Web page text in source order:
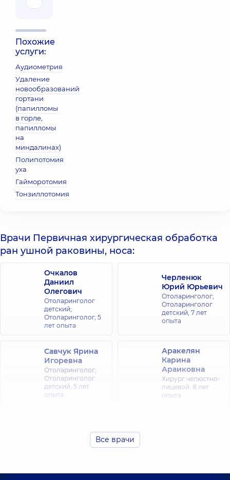
Похожие
услуги:
Аудиометрия
Удаление
новообразований
гортани
(папилломы
в горле,
папилломы
на
миндалинах)
Полипотомия
уха
Гайморотомия
Тонзиллотомия
Врачи Первичная хирургическая обработка
ран ушной раковины, носа:
Очкалов
Даниил
Олегович
Отоларинголог
детский;
Отоларинголог, 5
лет опыта
Черленюк
Юрий Юрьевич
Отоларинголог;
Отоларинголог
детский, 7 лет
опыта
Савчук Ярина
Игоревна
Отоларинголог;
Отоларинголог
детский, 5 лет
опыта
Аракелян
Карина
Араиковна
Хирург челюстно-
лицевой, 8 лет
опыта
Отоларинголог;
лет опыта
Все врачи